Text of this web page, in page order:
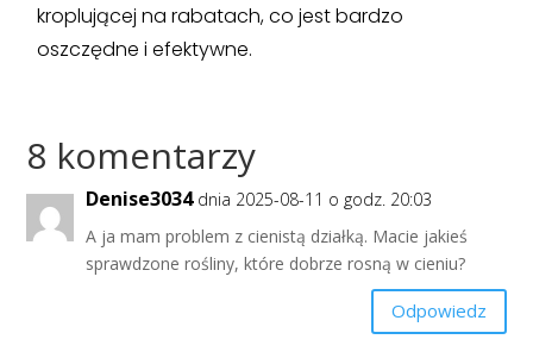
kroplującej na rabatach, co jest bardzo
oszczędne i efektywne.
8 komentarzy
Denise3034 dnia 2025-08-11 o godz. 20:03
A ja mam problem z cienistą działką. Macie jakieś
sprawdzone rośliny, które dobrze rosną w cieniu?
Odpowiedz